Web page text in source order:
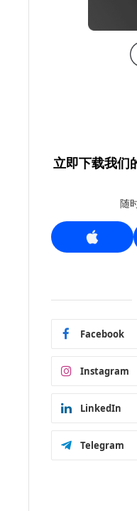
立即下载我们
随
Facebook
Instagram
LinkedIn
Telegram